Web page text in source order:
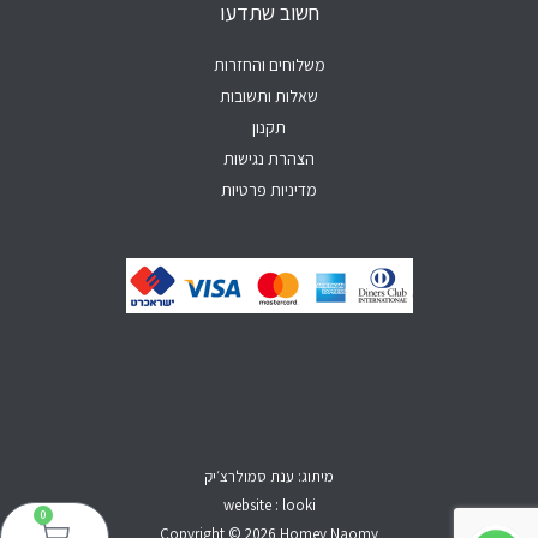
0
חשוב שתדעו
משלוחים והחזרות
שאלות ותשובות
תקנון
הצהרת נגישות
מדיניות פרטיות
מיתוג: ענת סמולרצ׳יק
website : looki